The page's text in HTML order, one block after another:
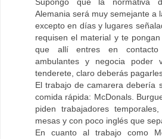
Supongo que la normativa
Alemania será muy semejante a
excepto en días y lugares
requisen el material y te
que allí entres en contacto
ambulantes y negocia poder
tenderete, claro deberás
El trabajo de camarera debería
comida rápida: McDonals.
piden trabajadores
mesas y con poco inglés que
En cuanto al trabajo como